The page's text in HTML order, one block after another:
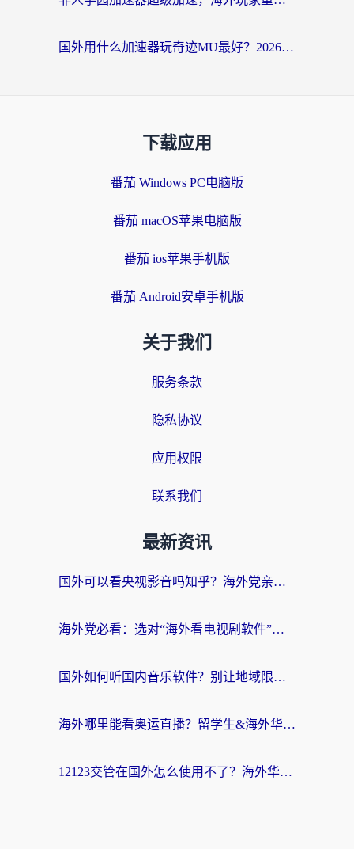
国外用什么加速器玩奇迹MU最好？2026海外玩家国服游戏加速全攻略
下载应用
番茄 Windows PC电脑版
番茄 macOS苹果电脑版
番茄 ios苹果手机版
番茄 Android安卓手机版
关于我们
服务条款
隐私协议
应用权限
联系我们
最新资讯
国外可以看央视影音吗知乎？海外党亲测有效的回国加速方案
海外党必看：选对“海外看电视剧软件”，再也不用愁国内剧刷不了
国外如何听国内音乐软件？别让地域限制，断了你的中文歌单
海外哪里能看奥运直播？留学生&海外华人必看的体育赛事观赛终极指南
12123交管在国外怎么使用不了？海外华人必看的无缝访问国内资源指南